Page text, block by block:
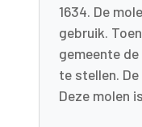
1634. De
gebruik.
gemeente
te stellen.
Deze molen